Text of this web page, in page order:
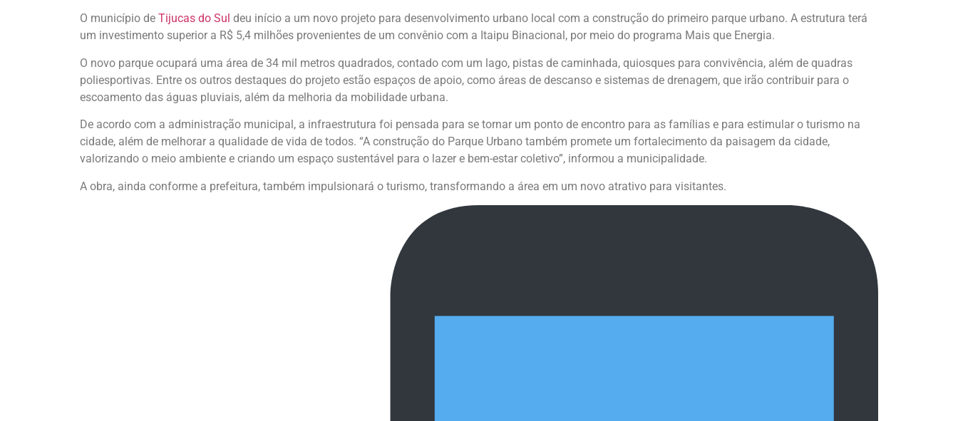
O município de Tijucas do Sul deu início a um novo projeto para desenvolvimento urbano local com a construção do primeiro parque urbano. A estrutura terá
um investimento superior a R$ 5,4 milhões provenientes de um convênio com a Itaipu Binacional, por meio do programa Mais que Energia.
O novo parque ocupará uma área de 34 mil metros quadrados, contado com um lago, pistas de caminhada, quiosques para convivência, além de quadras
poliesportivas. Entre os outros destaques do projeto estão espaços de apoio, como áreas de descanso e sistemas de drenagem, que irão contribuir para o
escoamento das águas pluviais, além da melhoria da mobilidade urbana.
De acordo com a administração municipal, a infraestrutura foi pensada para se tornar um ponto de encontro para as famílias e para estimular o turismo na
cidade, além de melhorar a qualidade de vida de todos. “A construção do Parque Urbano também promete um fortalecimento da paisagem da cidade,
valorizando o meio ambiente e criando um espaço sustentável para o lazer e bem-estar coletivo”, informou a municipalidade.
A obra, ainda conforme a prefeitura, também impulsionará o turismo, transformando a área em um novo atrativo para visitantes.